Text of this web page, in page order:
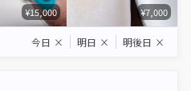
¥15,000 ¥7,000
今日 × 明日 × 明後日 ×